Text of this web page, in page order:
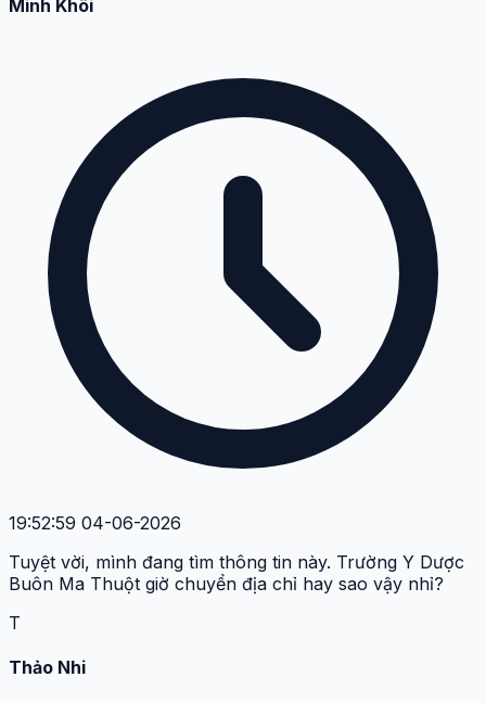
Minh Khôi
19:52:59 04-06-2026
Tuyệt vời, mình đang tìm thông tin này. Trường Y Dược
Buôn Ma Thuột giờ chuyển địa chỉ hay sao vậy nhỉ?
T
Thảo Nhi